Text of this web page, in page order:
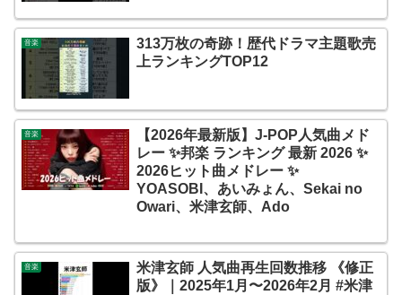
音楽
313万枚の奇跡！歴代ドラマ主題歌売
上ランキングTOP12
音楽
【2026年最新版】J-POP人気曲メド
レー ✨邦楽 ランキング 最新 2026 ✨
2026ヒット曲メドレー ✨
YOASOBI、あいみょん、Sekai no
Owari、米津玄師、Ado
音楽
米津玄師 人気曲再生回数推移 《修正
版》｜2025年1月〜2026年2月 #米津